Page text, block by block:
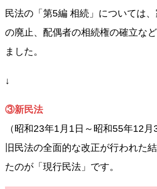
民法の「第5編 相続」については
の廃止、配偶者の相続権の確立な
ました。
↓
③新民法
（昭和23年1月1日～昭和55年12月
旧民法の全面的な改正が行われた
たのが「現行民法」です。